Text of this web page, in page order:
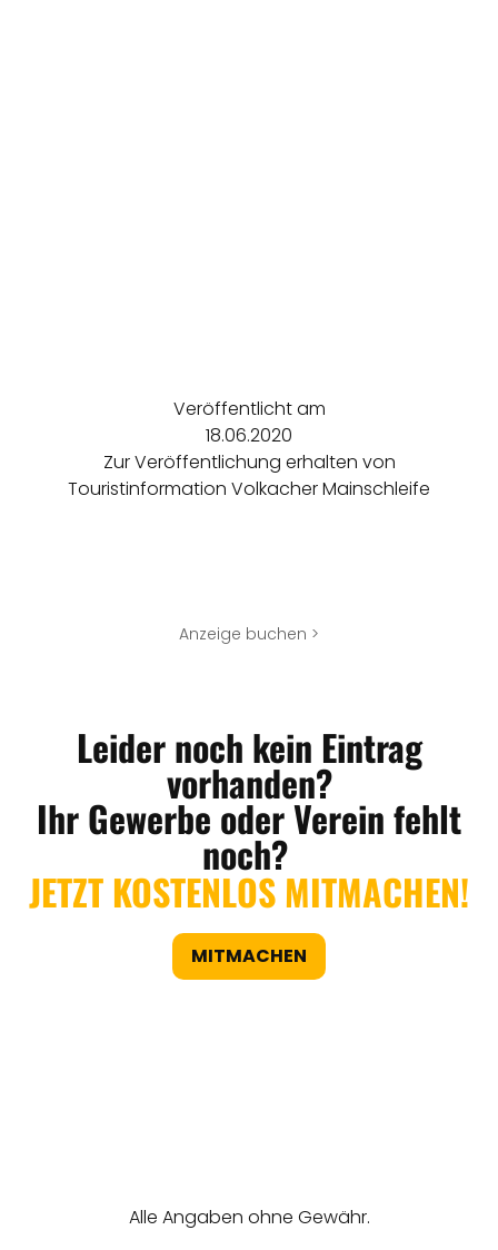
Veröffentlicht am
18.06.2020
Zur Veröffentlichung erhalten von
Touristinformation Volkacher Mainschleife
Anzeige buchen >
Leider noch kein Eintrag
vorhanden?
Ihr Gewerbe oder Verein fehlt
noch?
JETZT KOSTENLOS MITMACHEN!
MITMACHEN